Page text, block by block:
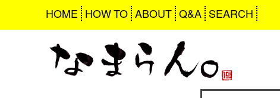
HOME HOW TO ABOUT Q&A SEARCH